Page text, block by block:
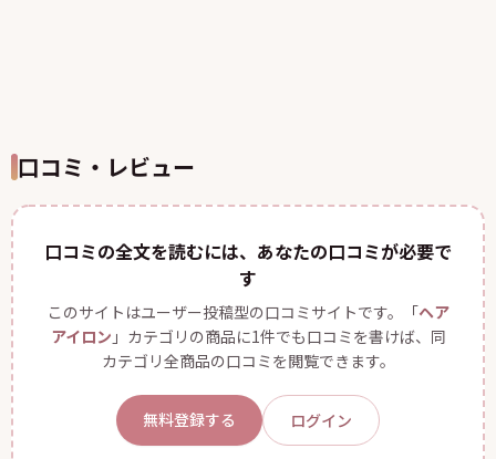
口コミ・レビュー
口コミの全文を読むには、あなたの口コミが必要で
す
このサイトはユーザー投稿型の口コミサイトです。「ヘア
アイロン 」カテゴリの商品に1件でも口コミを書けば、同
カテゴリ全商品の口コミを閲覧できます。
無料登録する ログイン